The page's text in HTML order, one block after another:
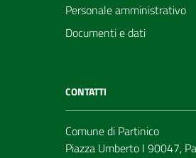
Personale amministrativo
Documenti e dati
CONTATTI
Comune di Partinico
Piazza Umberto I 90047,